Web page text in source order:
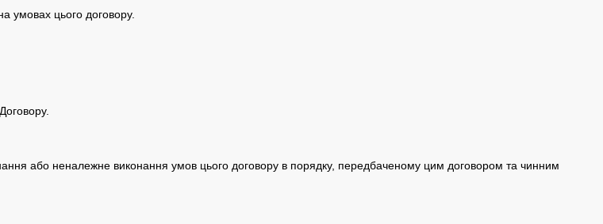
умовах цього договору.
або неналежне виконання умов цього договору в порядку, передбаченому цим договором та чинним